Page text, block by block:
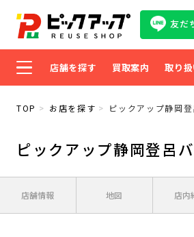
友だ
店舗を探す 買取案内 取り
TOP お店を探す ピックアップ静岡
ピックアップ静岡登呂
店舗情報 地図 店内